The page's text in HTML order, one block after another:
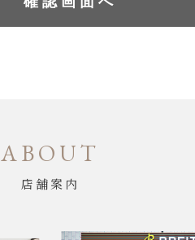
ABOUT
店舗案内